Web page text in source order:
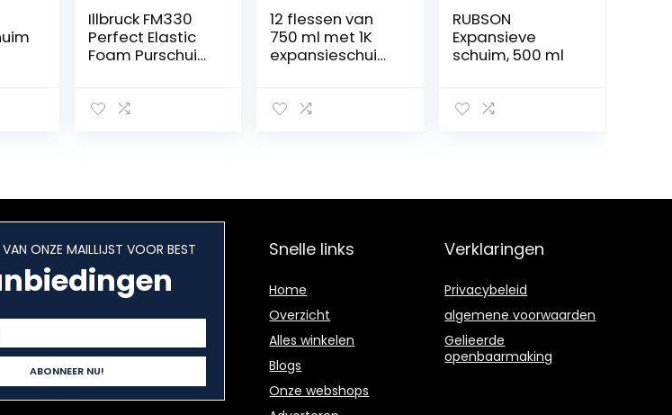
Illbruck FM330
Perfect Elastic
Foam Purschuim
12 flessen van
750 ml met 1K
expansieschuim
reiniger en 1
RUBSON
Expansieve
schuim, 500 ml
ONZE MAILLIJST VOOR BEST Snelle links
Home
Overzicht
Alles winkelen
Blogs
Onze webshops
Verklaringen
Privacybeleid
algemene voorwaarden
Gelieerde
openbaarmaking